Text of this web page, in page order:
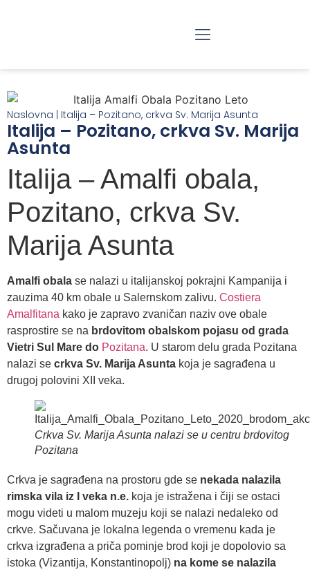
Naslovna | Italija – Pozitano, crkva Sv. Marija Asunta
Italija – Pozitano, crkva Sv. Marija
Asunta
Italija – Amalfi obala,
Pozitano, crkva Sv.
Marija Asunta
Amalfi obala se nalazi u italijanskoj pokrajni Kampanija i
zauzima 40 km obale u Salernskom zalivu. Costiera
Amalfitana kako je zapravo zvaničan naziv ove obale
rasprostire se na brdovitom obalskom pojasu od grada
Vietri Sul Mare do Pozitana. U starom delu grada Pozitana
nalazi se crkva Sv. Marija Asunta koja je sagrađena u
drugoj polovini XII veka.
Crkva Sv. Marija Asunta nalazi se u centru brdovitog
Pozitana
Crkva je sagrađena na prostoru gde se nekada nalazila
rimska vila iz I veka n.e. koja je istražena i čiji se ostaci
mogu videti u malom muzeju koji se nalazi nedaleko od
crkve. Sačuvana je lokalna legenda o vremenu kada je
crkva izgrađena a priča pominje brod koji je dopolovio sa
istoka (Vizantija, Konstantinopolj) na kome se nalazila